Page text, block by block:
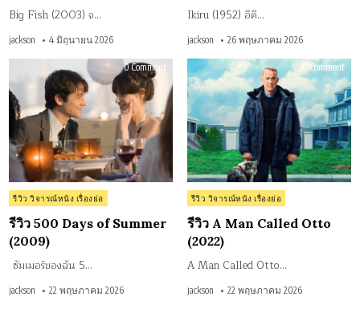
Big Fish (2003) จ…
jackson 4 มิถุนายน 2026
Ikiru (1952) อิคิ…
jackson 26 พฤษภาคม 2026
0 Comment
500
Days
of
Summer
(2009)
Posted
in
รีวิว วิจารณ์หนัง เรื่องย่อ
รีวิว 500 Days of Summer
(2009)
ซัมเมอร์ของฉัน 5…
jackson 22 พฤษภาคม 2026
0 Commenton
รีวิว
A
Man
Otto
Posted
in
รีวิว วิจารณ์หนัง เรื่องย่อ
รีวิว A Man Called Otto
(2022)
A Man Called Otto…
jackson 22 พฤษภาคม 2026